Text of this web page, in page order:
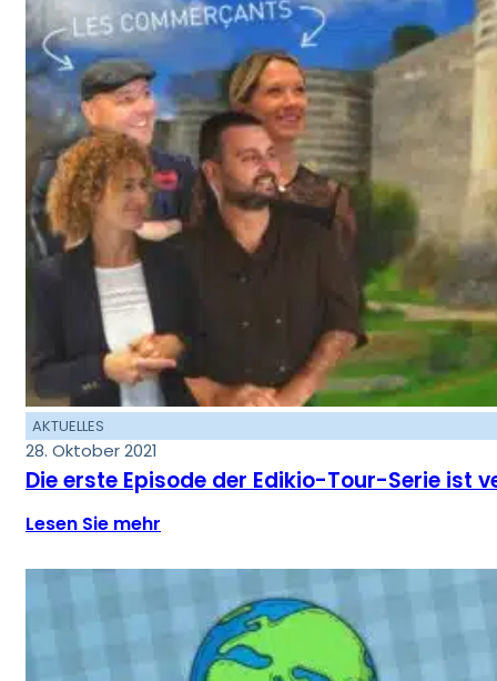
AKTUELLES
28. Oktober 2021
Die erste Episode der Edikio-Tour-Serie ist
Lesen Sie mehr